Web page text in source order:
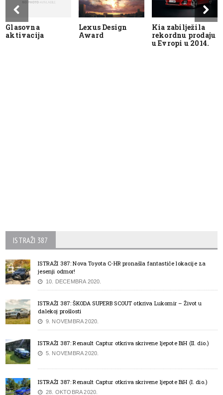
Glasovna
aktivacija
Lexus Design
Award
Kia zabilježila
rekordnu prodaju
u Evropi u 2014.
ISTRAŽI 387
ISTRAŽI 387: Nova Toyota C-HR pronašla fantastiče lokacije za
jesenji odmor!
10. DECEMBRA 2020.
ISTRAŽI 387: ŠKODA SUPERB SCOUT otkriva Lukomir – Život u
dalekoj prošlosti
9. NOVEMBRA 2020.
ISTRAŽI 387: Renault Captur otkriva skrivene ljepote BiH (II. dio.)
5. NOVEMBRA 2020.
ISTRAŽI 387: Renault Captur otkriva skrivene ljepote BiH (I. dio.)
28. OKTOBRA 2020.